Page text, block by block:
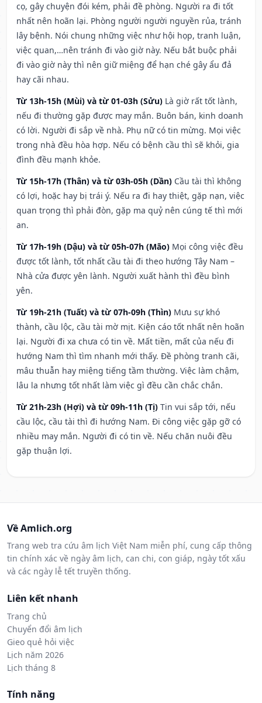
cọ, gây chuyện đói kém, phải đề phòng. Người ra đi tốt
nhất nên hoãn lại. Phòng người người nguyền rủa, tránh
lây bệnh. Nói chung những việc như hội họp, tranh luận,
việc quan,…nên tránh đi vào giờ này. Nếu bắt buộc phải
đi vào giờ này thì nên giữ miệng để hạn ché gây ẩu đả
hay cãi nhau.
Từ 13h-15h (Mùi) và từ 01-03h (Sửu) Là giờ rất tốt lành,
nếu đi thường gặp được may mắn. Buôn bán, kinh doanh
có lời. Người đi sắp về nhà. Phụ nữ có tin mừng. Mọi việc
trong nhà đều hòa hợp. Nếu có bệnh cầu thì sẽ khỏi, gia
đình đều mạnh khỏe.
Từ 15h-17h (Thân) và từ 03h-05h (Dần) Cầu tài thì không
có lợi, hoặc hay bị trái ý. Nếu ra đi hay thiệt, gặp nạn, việc
quan trọng thì phải đòn, gặp ma quỷ nên cúng tế thì mới
an.
Từ 17h-19h (Dậu) và từ 05h-07h (Mão) Mọi công việc đều
được tốt lành, tốt nhất cầu tài đi theo hướng Tây Nam –
Nhà cửa được yên lành. Người xuất hành thì đều bình
yên.
Từ 19h-21h (Tuất) và từ 07h-09h (Thìn) Mưu sự khó
thành, cầu lộc, cầu tài mờ mịt. Kiện cáo tốt nhất nên hoãn
lại. Người đi xa chưa có tin về. Mất tiền, mất của nếu đi
hướng Nam thì tìm nhanh mới thấy. Đề phòng tranh cãi,
mâu thuẫn hay miệng tiếng tầm thường. Việc làm chậm,
lâu la nhưng tốt nhất làm việc gì đều cần chắc chắn.
Từ 21h-23h (Hợi) và từ 09h-11h (Tị) Tin vui sắp tới, nếu
cầu lộc, cầu tài thì đi hướng Nam. Đi công việc gặp gỡ có
nhiều may mắn. Người đi có tin về. Nếu chăn nuôi đều
gặp thuận lợi.
Về Amlich.org
Trang web tra cứu âm lịch Việt Nam miễn phí, cung cấp thông
tin chính xác về ngày âm lịch, can chi, con giáp, ngày tốt xấu
và các ngày lễ tết truyền thống.
Liên kết nhanh
Trang chủ
Chuyển đổi âm lịch
Gieo quẻ hỏi việc
Lịch năm 2026
Lịch tháng 8
Tính năng